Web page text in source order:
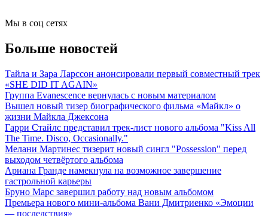
Мы в соц сетях
Больше новостей
Тайла и Зара Ларссон анонсировали первый совместный трек
«SHE DID IT AGAIN»
Группа Evanescence вернулась с новым материалом
Вышел новый тизер биографического фильма «Майкл» о
жизни Майкла Джексона
Гарри Стайлс представил трек-лист нового альбома "Kiss All
The Time. Disco, Occasionally."
Мелани Мартинес тизерит новый сингл "Possession" перед
выходом четвёртого альбома
Ариана Гранде намекнула на возможное завершение
гастрольной карьеры
Бруно Марс завершил работу над новым альбомом
Премьера нового мини-альбома Вани Дмитриенко «Эмоции
— последствия»